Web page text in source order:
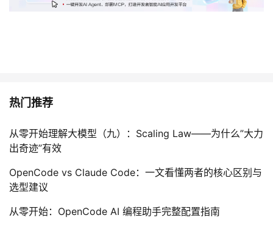
热门推荐
从零开始理解大模型（九）：Scaling Law——为什么”大力
出奇迹”有效
OpenCode vs Claude Code：一文看懂两者的核心区别与
选型建议
从零开始：OpenCode AI 编程助手完整配置指南